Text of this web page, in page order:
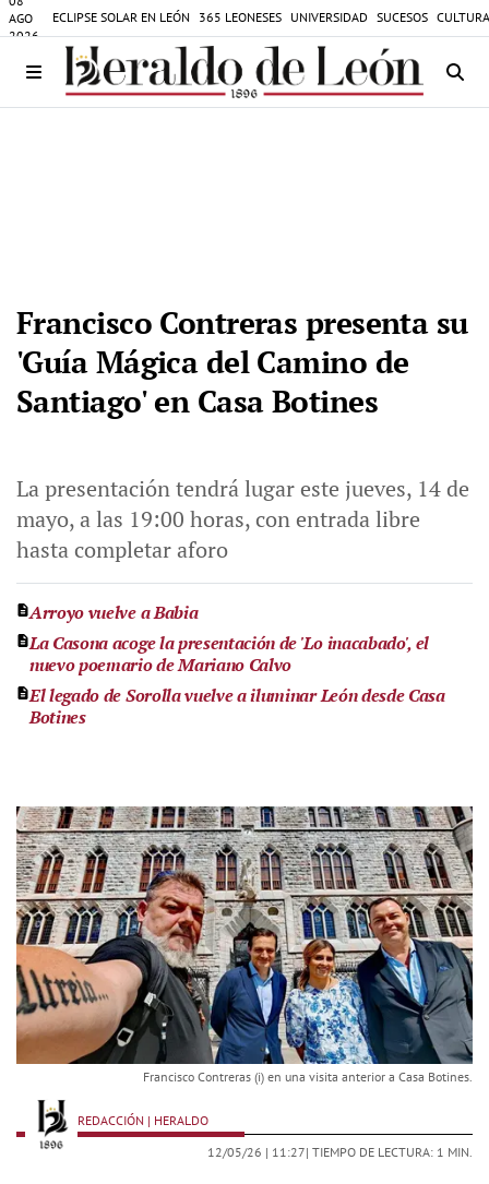
AGO
2026
ECLIPSE SOLAR EN LEÓN 365 LEONESES UNIVERSIDAD SUCESOS
Francisco Contreras presenta su
'Guía Mágica del Camino de
Santiago' en Casa Botines
La presentación tendrá lugar este jueves, 14 de
mayo, a las 19:00 horas, con entrada libre
hasta completar aforo
Arroyo vuelve a Babia
La Casona acoge la presentación de 'Lo inacabado', el
nuevo poemario de Mariano Calvo
El legado de Sorolla vuelve a iluminar León desde Casa
Botines
Francisco Contreras (i) en una visita anterior a Casa Botines.
REDACCIÓN | HERALDO
12/05/26 | 11:27| TIEMPO DE LECTURA: 1 MIN.